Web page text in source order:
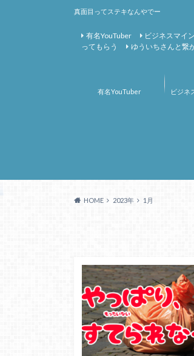
真面目ってステキなんやでー
有名YouTuber ビジネスマイ
ってもらう
ゆういちさんと繋
有名YouTuber ビジネ
HOME 2023年 1月